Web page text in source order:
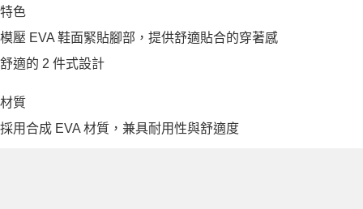
特色
模壓 EVA 鞋面緊貼腳部，提供舒適貼合的穿著感
舒適的 2 件式設計
材質
採用合成 EVA 材質，兼具耐用性與舒適度